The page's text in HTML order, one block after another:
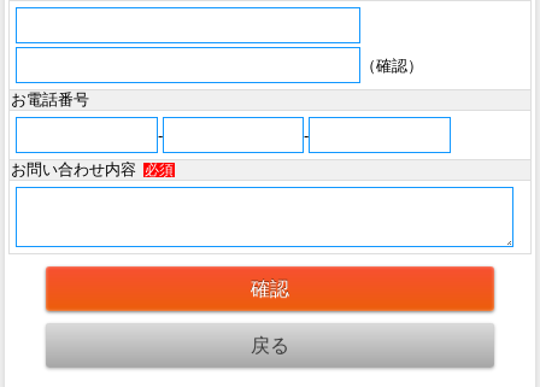
（確認）
お電話番号
-
-
お問い合わせ内容
必須